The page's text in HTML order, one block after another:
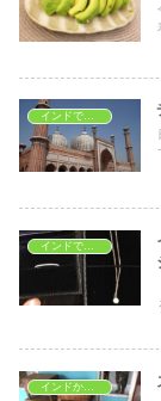
インドでショッピング